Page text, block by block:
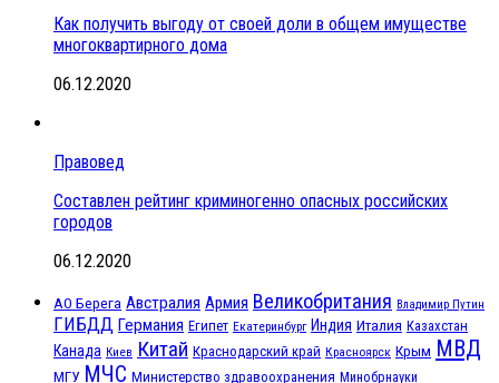
Как получить выгоду от своей доли в общем имуществе
многоквартирного дома
06.12.2020
Правовед
Составлен рейтинг криминогенно опасных российских
городов
06.12.2020
АО Берега Австралия Армия Великобритания Владимир Путин
ГИБДД Германия Египет Екатеринбург Индия Италия Казахстан
Канада Киев Китай Краснодарский край Красноярск Крым МВД
МГУ МЧС Министерство здравоохранения Минобрнауки